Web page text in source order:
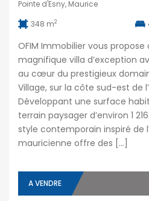
Pointe d'Esny, Maurice
348 m2
OFIM Immobilier vous propose
magnifique villa d’exception
au cœur du prestigieux
Village, sur la côte sud-est de
Développant une surface
terrain paysager d’environ 1
style contemporain inspiré de
mauricienne offre des […]
A VENDRE